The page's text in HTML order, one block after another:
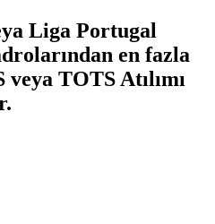
Liga Portugal
en fazla
TOTS Atılımı